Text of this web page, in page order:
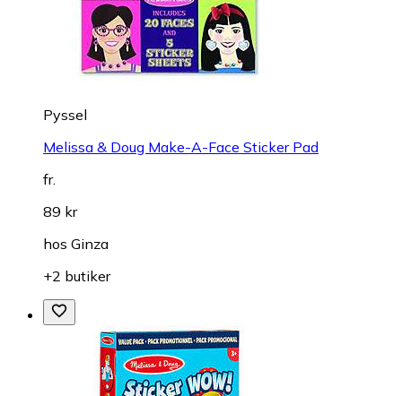
Pyssel
Melissa & Doug Make-A-Face Sticker Pad
fr.
89 kr
hos Ginza
+2 butiker